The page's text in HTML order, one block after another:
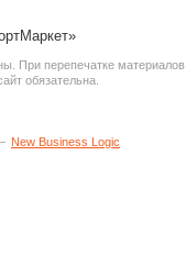
При перепечатке материалов
обязательна.
New Business Logic